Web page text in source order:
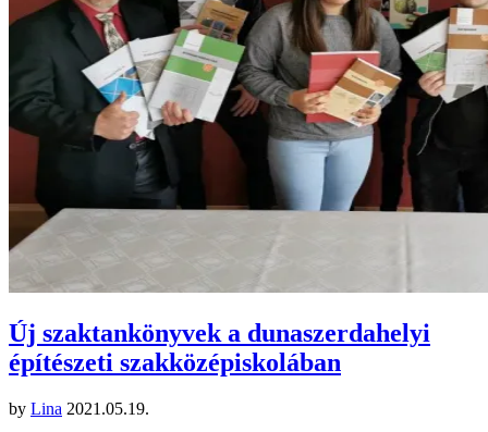
Új szaktankönyvek a dunaszerdahelyi
építészeti szakközépiskolában
by Lina 2021.05.19.